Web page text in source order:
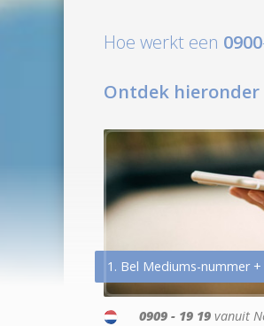
Hoe werkt een 0900
Ontdek
1. Bel Mediums-nummer +
0909 - 19 19 vanuit